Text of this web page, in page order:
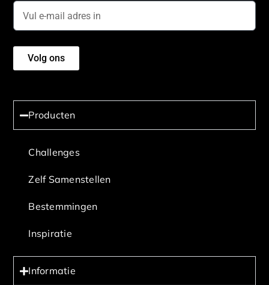
Volg ons
Producten
Challenges
Zelf Samenstellen
Bestemmingen
Inspiratie
Informatie